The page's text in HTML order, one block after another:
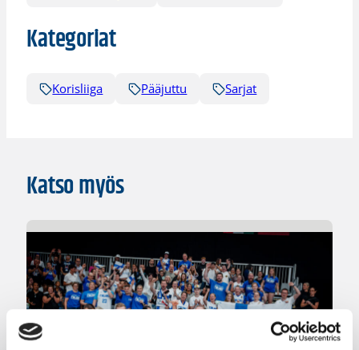
Kategoriat
Korisliiga Pääjuttu Sarjat
Katso myös